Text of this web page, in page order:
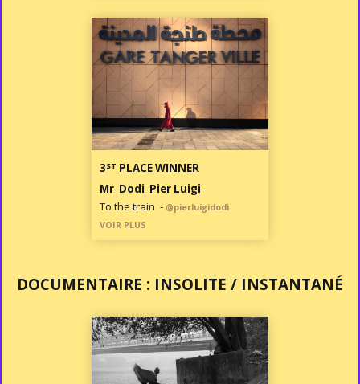
3ST PLACE WINNER
Mr Dodi Pier Luigi
To the train - @pierluigidodi
VOIR PLUS
DOCUMENTAIRE : INSOLITE / INSTANTANÉ